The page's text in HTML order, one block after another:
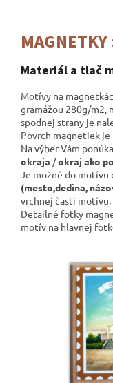
MAGNETKY
Materiál a tlač
Motívy na
gramážou 280g/m2,
spodnej strany je
Povrch magnetiek je
Na výber Vám
okraja /okraj ako
Je možné do motívu
(mesto,dedina,
vrchnej časti motívu.
Detailné fotky
motív na hlavnej